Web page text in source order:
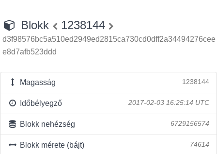
Blokk 1238144
d3f98576bc5a510ed2949ed2815ca730cd0dff2a34494276cee
e8d7afb523ddd
Magasság 1238144
Időbélyegző 2017-02-03 16:25:14 UTC
Blokk nehézség 6729156574
Blokk mérete (bájt) 74614